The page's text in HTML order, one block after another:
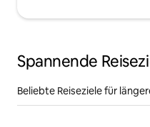
Spannende
Beliebte Reiseziele für